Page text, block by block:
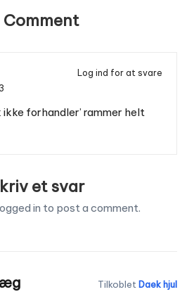
Comment
Log ind for at svare
forhandler’ rammer helt
et svar
in to post a comment.
Tilkoblet Daek hjul